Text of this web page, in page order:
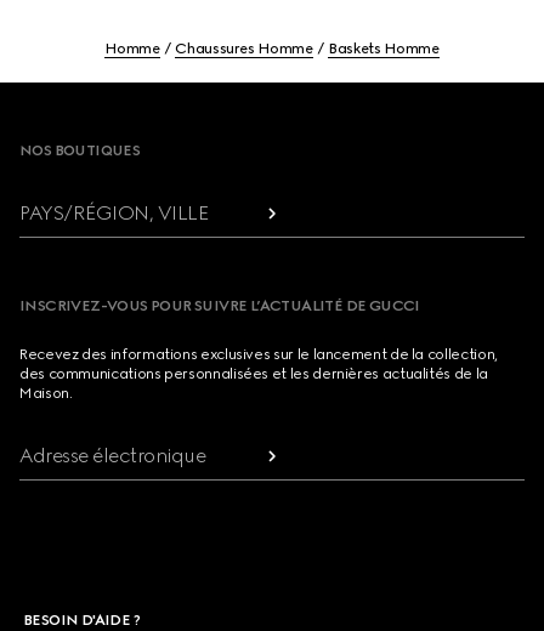
Homme Chaussures Homme Baskets Homme
NOS BOUTIQUES
PAYS/RÉGION, VILLE
INSCRIVEZ-VOUS POUR SUIVRE L’ACTUALITÉ DE GUCCI
Recevez des informations exclusives sur le lancement de la collection,
des communications personnalisées et les dernières actualités de la
Maison.
Adresse électronique
BESOIN D'AIDE ?